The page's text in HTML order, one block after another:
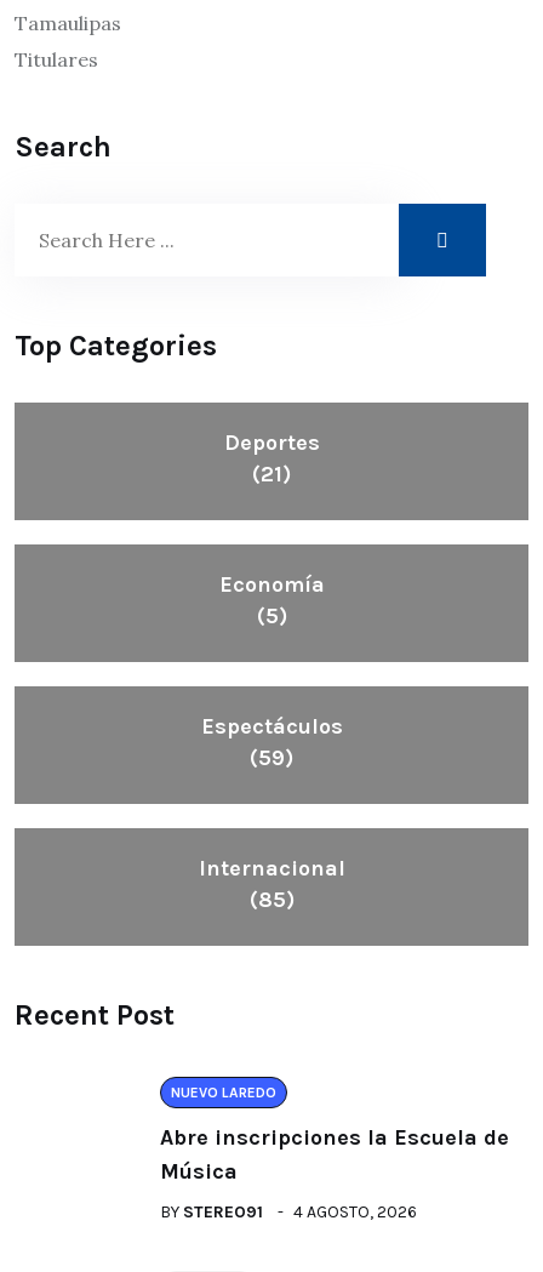
Tamaulipas
Titulares
Search
Top Categories
Deportes
(21)
Economía
(5)
Espectáculos
(59)
Internacional
(85)
Recent Post
NUEVO LAREDO
Abre inscripciones la Escuela de
Música
BY STEREO91 4 AGOSTO, 2026